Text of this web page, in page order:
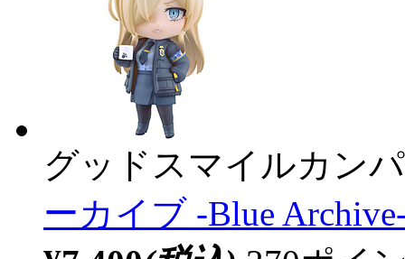
グッドスマイルカン
ーカイブ -Blue